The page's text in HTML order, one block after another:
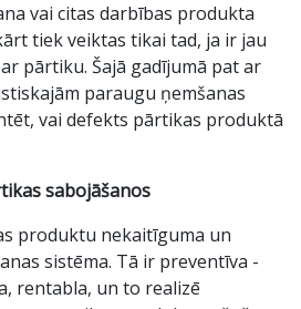
vai citas darbības produkta
tiek veiktas tikai tad, ja ir jau
pārtiku. Šajā gadījumā pat ar
paraugu ņemšanas
vai defekts pārtikas produktā
sabojāšanos
produktu nekaitīguma un
sistēma. Tā ir preventīva -
rentabla, un to realizē